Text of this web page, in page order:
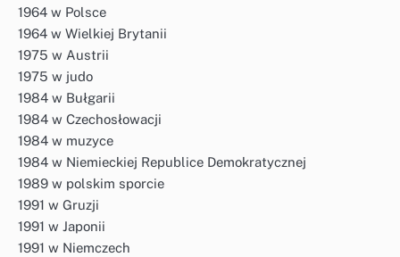
1964 w Polsce
1964 w Wielkiej Brytanii
1975 w Austrii
1975 w judo
1984 w Bułgarii
1984 w Czechosłowacji
1984 w muzyce
1984 w Niemieckiej Republice Demokratycznej
1989 w polskim sporcie
1991 w Gruzji
1991 w Japonii
1991 w Niemczech